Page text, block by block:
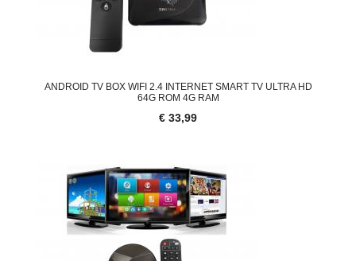
ANDROID TV BOX WIFI 2.4 INTERNET SMART TV ULTRA HD
64G ROM 4G RAM
€ 33,99